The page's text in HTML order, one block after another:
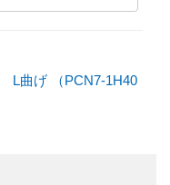
L曲げ （PCN7-1H40